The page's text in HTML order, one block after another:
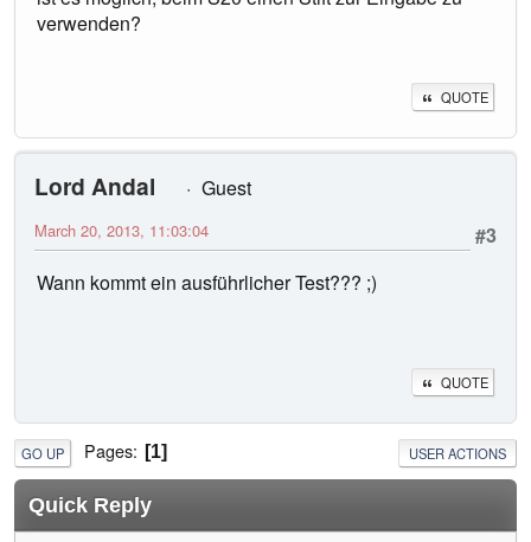
verwenden?
QUOTE
Lord Andal
Guest
#3
March 20, 2013, 11:03:04
Wann kommt ein ausführlicher Test??? ;)
QUOTE
GO UP Pages 1 USER ACTIONS
Quick Reply